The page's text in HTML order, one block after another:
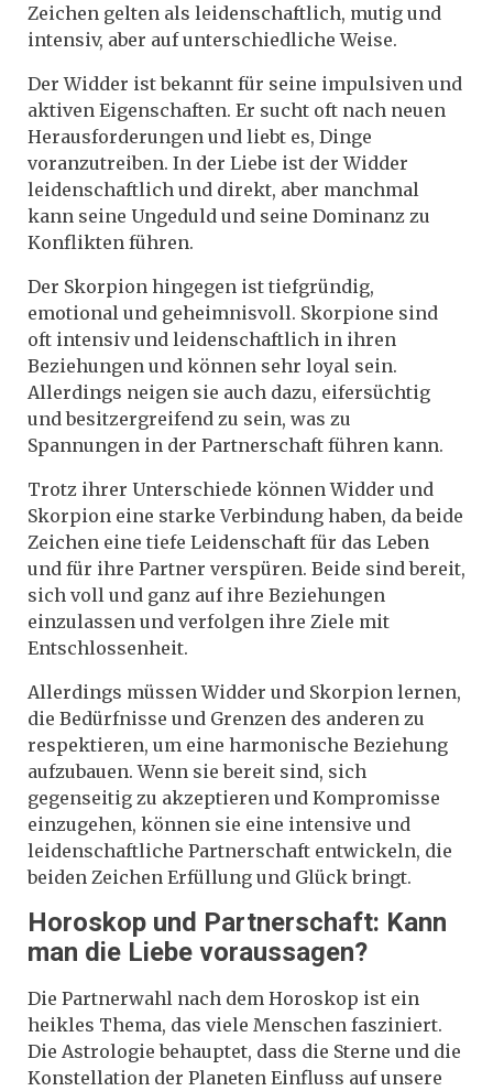
Zeichen gelten als leidenschaftlich, mutig und
intensiv, aber auf unterschiedliche Weise.
Der Widder ist bekannt für seine impulsiven und
aktiven Eigenschaften. Er sucht oft nach neuen
Herausforderungen und liebt es, Dinge
voranzutreiben. In der Liebe ist der Widder
leidenschaftlich und direkt, aber manchmal
kann seine Ungeduld und seine Dominanz zu
Konflikten führen.
Der Skorpion hingegen ist tiefgründig,
emotional und geheimnisvoll. Skorpione sind
oft intensiv und leidenschaftlich in ihren
Beziehungen und können sehr loyal sein.
Allerdings neigen sie auch dazu, eifersüchtig
und besitzergreifend zu sein, was zu
Spannungen in der Partnerschaft führen kann.
Trotz ihrer Unterschiede können Widder und
Skorpion eine starke Verbindung haben, da beide
Zeichen eine tiefe Leidenschaft für das Leben
und für ihre Partner verspüren. Beide sind bereit,
sich voll und ganz auf ihre Beziehungen
einzulassen und verfolgen ihre Ziele mit
Entschlossenheit.
Allerdings müssen Widder und Skorpion lernen,
die Bedürfnisse und Grenzen des anderen zu
respektieren, um eine harmonische Beziehung
aufzubauen. Wenn sie bereit sind, sich
gegenseitig zu akzeptieren und Kompromisse
einzugehen, können sie eine intensive und
leidenschaftliche Partnerschaft entwickeln, die
beiden Zeichen Erfüllung und Glück bringt.
Horoskop und Partnerschaft: Kann
man die Liebe voraussagen?
Die Partnerwahl nach dem Horoskop ist ein
heikles Thema, das viele Menschen fasziniert.
Die Astrologie behauptet, dass die Sterne und die
Konstellation der Planeten Einfluss auf unsere